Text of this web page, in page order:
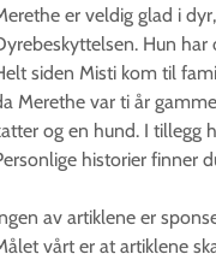
er veldig glad i
Hun
siden Misti kom til
Merethe var ti år
og en hund. I tillegg
historier finner
av artiklene er
vårt er at artiklene